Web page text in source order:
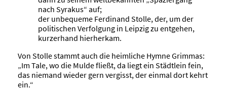
nach Syrakus“ auf;
der unbequeme Ferdinand Stolle, der, um der
politischen Verfolgung in Leipzig zu entgehen,
kurzerhand hierherkam.
Von Stolle stammt auch die heimliche Hymne Grimmas:
„Im Tale, wo die Mulde fließt, da liegt ein Städtlein fein,
das niemand wieder gern vergisst, der einmal dort kehrt
ein.“